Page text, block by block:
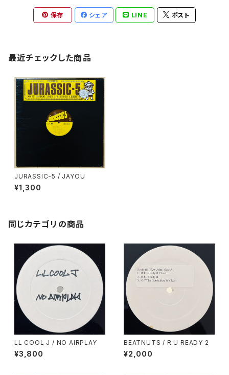
保存 シェア LINE ポスト
最近チェックした商品
JURASSIC-5 / JAYOU
¥1,300
同じカテゴリの商品
LL COOL J / NO AIRPLAY
¥3,800
BEATNUTS / R U READY 2
¥2,000